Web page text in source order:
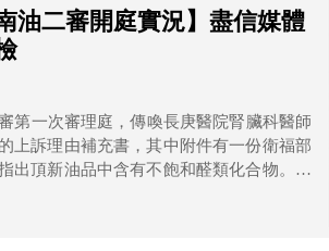
油二審開庭實況】盡信媒體
第一次審理庭，傳喚長庚醫院腎臟科醫師
上訴理由補充書，其中附件有一份衛福部
出頂新油品中含有不飽和醛類化合物。但
竟然自己表明對報告內容也不清楚，最